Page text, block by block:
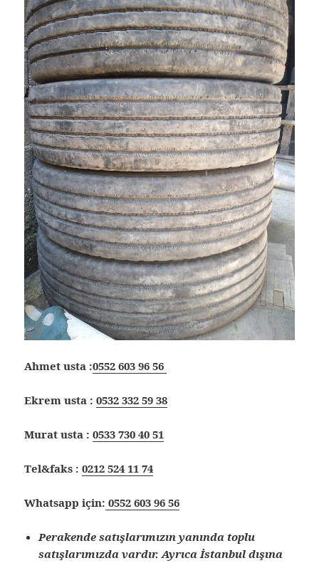
Ahmet usta :0552 603 96 56
Ekrem usta :0532 332 59 38
Murat usta :0533 730 40 51
Tel&faks :0212 524 11 74
Whatsapp için: 0552 603 96 56
Perakende satışlarımızın yanında toplu
satışlarımızda vardır. Ayrıca İstanbul dışına